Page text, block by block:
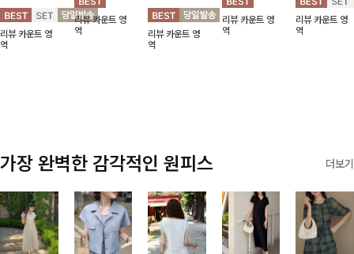
스 세트 🖤 따로
또 같이 활용하
기 좋아 코디 걱
정 없이 데일리
리뷰 카운트 영
역
밴딩과 스트링
디테일로 편안한
착용감을 더했으
리뷰 카운트 영
역
8부 기장으로
다리를 슬림하고
길어보이게 만들
어주며 생지 소
리뷰 카운트 영
역
다. 여유롭게 떨
어지는 실루엣과
가볍게 바스락거
리뷰 카운트 영
역
아이템으로, 편
안하면서도 캐주
얼한 꾸안꾸룩을
리뷰 카운트 영
역
가장 완벽한 감각적인 원피스 더보기